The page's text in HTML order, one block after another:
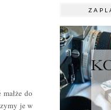
do
je w